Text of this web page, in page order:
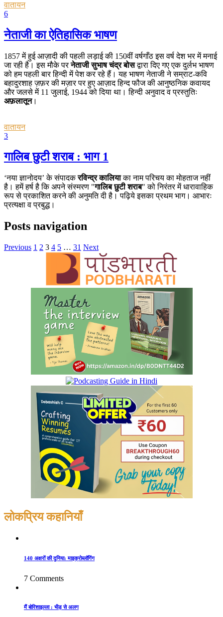
वातायन
6
नेताजी का ऐतिहासिक भाषण
1857 में हुई आज़ादी की पहली लड़ाई की 150वीं वर्षगाँठ इस वर्ष देश भर में मनाई
जा रही है। इस मौके परनेताजी सुभाष चंद्र बोसद्वारा दिए गए एक दुर्लभ भाषण
को हम पहली बार हिन्दी में पेश कर रहे हैं। यह भाषण नेताजी ने सम्राट-कवि
बहादुरशाह ज़फ़र की मज़ार पर हुए आज़ाद हिन्द फौज की आनुष्ठनिक कवायद
और जलसे में 11 जुलाई, 1944 को दिया था। हिन्दी अनुवाद व प्रस्तुतिः
अफ़लातून।
वातायन
3
गालिब छुटी शराब : भाग 1
‘नया ज्ञानोदय’ के संपादकरविन्द्र कालियाका नाम परिचय का मोहताज नहीं
है। हमें हर्ष है कि अपने संस्मरण "गालिब छुटी शराब" को निरंतर में धारावाहिक
रूप से प्रकाशित करने की अनुमति दी है। पढ़िये इसका प्रथम भाग। आभारः
प्रत्यक्षा व प्रबुद्ध।
Posts navigation
Previous 1 2 3 4 5 … 31 Next
लोकप्रिय कहानियाँ
140 अक्षरों की दुनिया: माइक्रोब्लॉगिंग
7 Comments
मैं बोरिशाइल्ला : भीड़ से अलग